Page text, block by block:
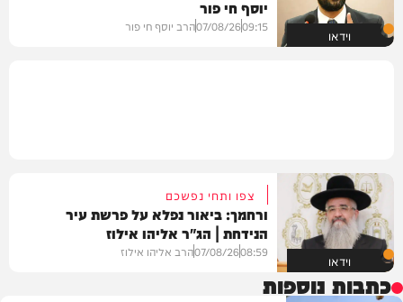
וידאו
יוסף חי פור
09:15
07/08/26הרב יוסף חי פור
וידאו
צפו ותחי נפשכם
ורחמך: ביאור נפלא על פרשת עיר
הנידחת | הג"ר אליהו אילוז
08:59
07/08/26הרב אליהו אילוז
כתבות נוספות